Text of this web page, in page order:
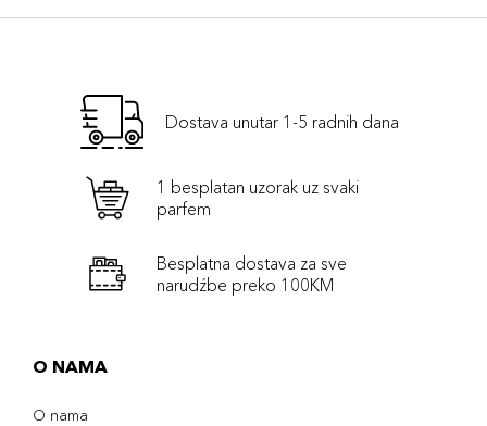
Dostava unutar 1-5 radnih dana
1 besplatan uzorak uz svaki
parfem
Besplatna dostava za sve
narudźbe preko 100KM
O NAMA
O nama